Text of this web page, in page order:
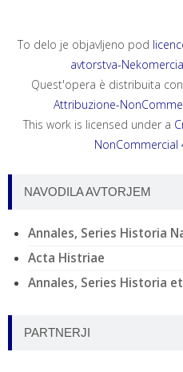
To delo je objavljeno pod
avtorstva-
Quest'opera è distribuita con
Attribuzione-
This work is licensed under a
NonCommercial
NAVODILA AVTORJEM
Annales, Series Historia
Acta Histriae
Annales, Series Historia
PARTNERJI